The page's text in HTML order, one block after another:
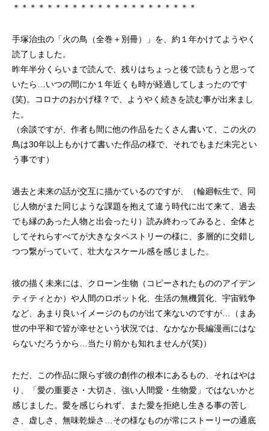
＊＊＊＊＊＊＊＊＊＊＊＊＊＊＊＊＊＊＊＊＊＊
手塚治虫の「火の鳥（全巻＋別冊）」を、約１年かけてようやく
読了しました。
昨年半分くらいまで読んで、残りはちょっと後で読もうと思って
いたら…いつの間にか１年近くも時が経過してしまったのです
(笑)。コロナのおかげ様？で、ようやく続きを読む事が出来まし
た。
（余談ですが、作者も間に他の作品をたくさん書いて、この火の
鳥は30年以上もかけて書いた作品の様で、それでもまだ未完とい
う事です）
過去と未来の話が交互に描かているのですが、（輪廻転生で、同
じ人物がまた同じような課題を抱えて違う時代に出て来て、過去
でも縁のあった人物と出会ったり）読み終わってみると、全体と
してそれらすべてが大きなタペストリーの様に、多層的に交錯し
つつ繋がっていて、壮大なスケール感を感じました。
彼の描く未来には、クローン生物（コピーされたもののアイデン
ティティとか）や人間のロボット化、生活の無機質化、宇宙戦争
など、あまり良いイメージのものが出て来ないのですが…（まあ
世の中平和で皆が幸せという状況では、なかなか長編漫画にはな
らないだろうから…当たり前かも知れませんが(笑)）
ただ、この作品に限らず彼の創作の根本にあるもの、それはやは
り、「愛の重要さ・大切さ、強い人間愛・生物愛」ではないかと
感じました。愛を感じられず、また愛を拒絶し生きる事の苦し
さ、虚しさ、無味乾燥さ…その様なものが常にストーリーの通底